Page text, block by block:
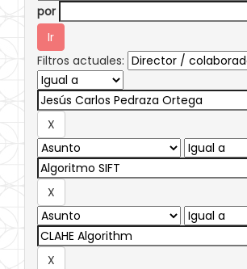
por
Filtros actuales: